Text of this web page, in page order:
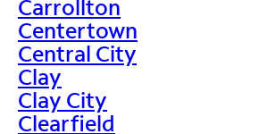
Carrollton
Centertown
Central City
Clay
Clay City
Clearfield